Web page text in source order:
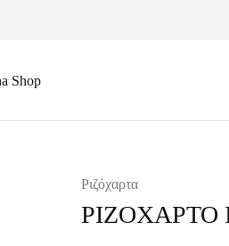
Ριζόχαρτα
ΡΙΖΟΧΑΡΤΟ